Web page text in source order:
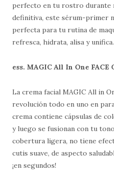
perfecto en tu rostro durante
definitiva, este sérum-primer
perfecta para tu rutina de
refresca, hidrata, alisa y unifica.
ess. MAGIC All In One FACE
La crema facial MAGIC All in
revolución todo en uno en
crema contiene cápsulas de
y luego se fusionan con tu
cobertura ligera, no tiene
cutis suave, de aspecto
¡en segundos!